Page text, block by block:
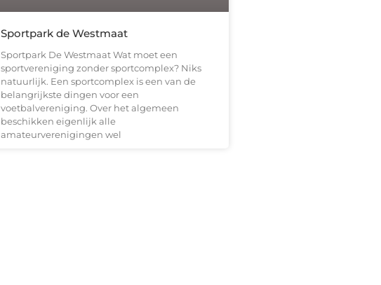
Sportpark de Westmaat
Sportpark De Westmaat Wat moet een
sportvereniging zonder sportcomplex? Niks
natuurlijk. Een sportcomplex is een van de
belangrijkste dingen voor een
voetbalvereniging. Over het algemeen
beschikken eigenlijk alle
amateurverenigingen wel